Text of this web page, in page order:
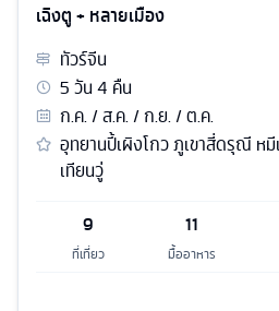
เฉิงตู + หลายเมือง
ทัวร์จีน
5วัน4 คืน
ก.ค. / ส.ค. / ก.ย. / ต.ค.
อุทยานปี้เผิงโกว ภูเขาสี่ดรุณี ห
เทียนวู่
9
ที่เที่ยว
11
มื้ออาหาร